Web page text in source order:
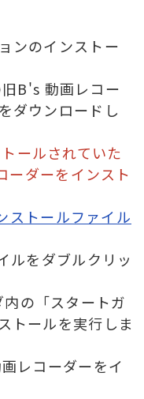
ンのインストー
B's 動画レコー
ダウンロードし
ールされていた
ーダーをインスト
ストールファイル
をダブルクリッ
の「スタートガ
トールを実行しま
レコーダーをイ